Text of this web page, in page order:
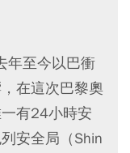
年至今以巴衝
在這次巴黎奧
有24小時安
安全局（Shin